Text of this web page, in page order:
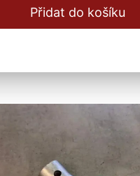
Přidat do košíku